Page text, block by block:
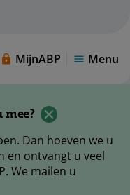
MijnABP Menu
mee?
Dan hoeven we u
en ontvangt u veel
We mailen u